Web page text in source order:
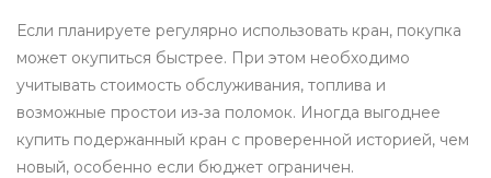
Если планируете регулярно использовать кран, покупка
может окупиться быстрее. При этом необходимо
учитывать стоимость обслуживания, топлива и
возможные простои из‑за поломок. Иногда выгоднее
купить подержанный кран с проверенной историей, чем
новый, особенно если бюджет ограничен.